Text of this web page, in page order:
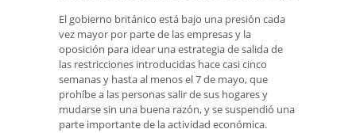
El gobierno británico está bajo una presión cada
vez mayor por parte de las empresas y la
oposición para idear una estrategia de salida de
las restricciones introducidas hace casi cinco
semanas y hasta al menos el 7 de mayo, que
prohíbe a las personas salir de sus hogares y
mudarse sin una buena razón, y se suspendió una
parte importante de la actividad económica.